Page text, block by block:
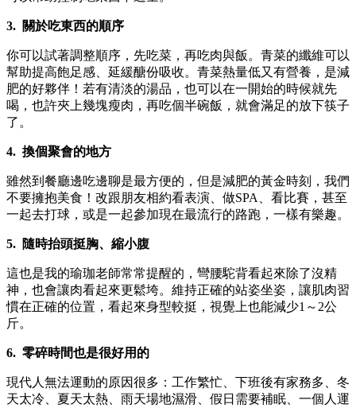
3. 關於吃東西的順序
你可以試著調整順序，先吃菜，再吃肉與飯。青菜的纖維可以
幫助提高飽足感、延緩醣份吸收。青菜熱量低又有營養，是減
肥的好夥伴！若有清淡的湯品，也可以在一開始的時候就先
喝，也許夾上幾塊瘦肉，再吃個半碗飯，就會滿足的放下筷子
了。
4. 換個聚會的地方
雖然到餐廳邊吃邊聊是最方便的，但是減肥的黃金時刻，我們
不要擁抱美食！改跟朋友相約看表演、做SPA、看比賽，甚至
一起去打球，或是一起參加現在最流行的路跑，一樣有樂趣。
5. 隨時抬頭挺胸、縮小腹
這也是我的瑜珈老師常常提醒的，彎腰駝背看起來除了沒精
神，也會讓肉看起來更鬆垮。維持正確的站姿坐姿，讓肌肉習
慣在正確的位置，看起來身型較挺，視覺上也能減少1～2公
斤。
6. 零碎時間也是很好用的
現代人無法運動的原因很多：工作繁忙、下班後有家務多、冬
天太冷、夏天太熱、雨天場地濕滑、假日需要補眠、一個人運